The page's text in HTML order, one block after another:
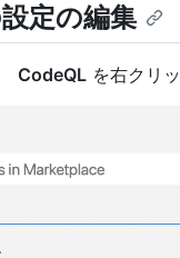
定の編集
CodeQL を右クリ